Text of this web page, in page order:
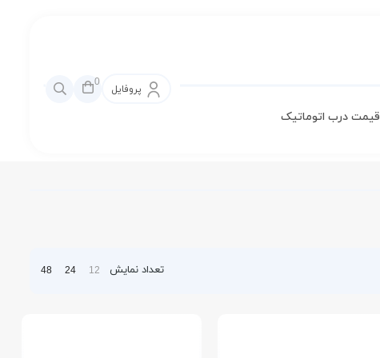
قیمت درب اتوماتیک
پروفایل
0
تعداد نمایش 12
24
48